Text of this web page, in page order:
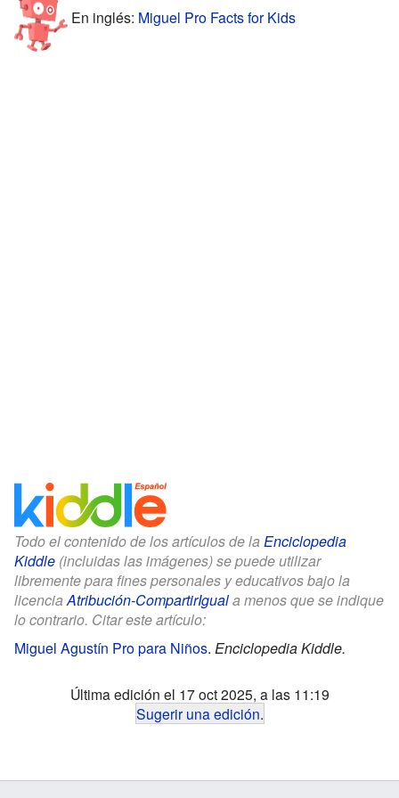
En inglés: Miguel Pro Facts for Kids
Todo el contenido de los artículos de la Enciclopedia
Kiddle (incluidas las imágenes) se puede utilizar
libremente para fines personales y educativos bajo la
licenciaAtribución-CompartirIguala menos que se indique
lo contrario. Citar este artículo:
Miguel Agustín Pro para Niños. Enciclopedia Kiddle.
Última edición el 17 oct 2025, a las 11:19
Sugerir una edición.